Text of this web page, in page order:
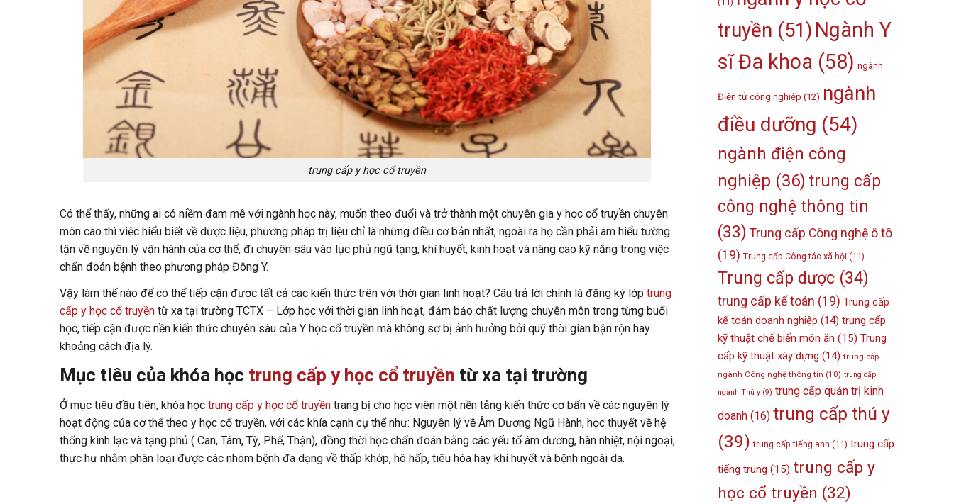
trung cấp y học cổ truyền
Có thể thấy, những ai có niềm đam mê với ngành học này, muốn theo đuổi và trở thành một chuyên gia y học cổ truyền chuyên
môn cao thì việc hiểu biết về dược liệu, phương pháp trị liệu chỉ là những điều cơ bản nhất, ngoài ra họ cần phải am hiểu tường
tận về nguyên lý vận hành của cơ thể, đi chuyên sâu vào lục phủ ngũ tạng, khí huyết, kinh hoạt và nâng cao kỹ năng trong việc
chẩn đoán bệnh theo phương pháp Đông Y.
Vậy làm thế nào để có thể tiếp cận được tất cả các kiến thức trên với thời gian linh hoạt? Câu trả lời chính là đăng ký lớp trung
cấp y học cổ truyềntừ xa tại trường TCTX – Lớp học với thời gian linh hoạt, đảm bảo chất lượng chuyên môn trong từng buổi
học, tiếp cận được nền kiến thức chuyên sâu của Y học cổ truyền mà không sợ bị ảnh hưởng bởi quỹ thời gian bận rộn hay
khoảng cách địa lý.
Mục tiêu của khóa học trung cấp y học cổ truyền từ xa tại trường
Ở mục tiêu đầu tiên, khóa học trung cấp y học cổ truyềntrang bị cho học viên một nền tảng kiến thức cơ bẩn về các nguyên lý
hoạt động của cơ thể theo y học cổ truyền, với các khía cạnh cụ thể như: Nguyên lý về Âm Dương Ngũ Hành, học thuyết về hệ
thống kinh lạc và tạng phủ ( Can, Tâm, Tỳ, Phế, Thận), đồng thời học chẩn đoán bằng các yếu tố âm dương, hàn nhiệt, nội ngoại,
thực hư nhằm phân loại được các nhóm bệnh đa dạng về thấp khớp, hô hấp, tiêu hóa hay khí huyết và bệnh ngoài da.
truyền (51) Ngành Y
sĩ Đa khoa (58) ngành
Điện tử công nghiệp (12) ngành
điều dưỡng (54)
ngành điện công
nghiệp (36) trung cấp
công nghệ thông tin
(33) Trung cấp Công nghệ ô tô
(19) Trung cấp Công tác xã hội (11)
Trung cấp dược (34)
trung cấp kế toán (19) Trung cấp
kế toán doanh nghiệp (14) trung cấp
kỹ thuật chế biến món ăn (15) Trung
cấp kỹ thuật xây dựng (14) trung cấp
ngành Công nghệ thông tin (10) trung cấp
ngành Thú y (9) trung cấp quản trị kinh
doanh (16) trung cấp thú y
(39) trung cấp tiếng anh (11) trung cấp
tiếng trung (15) trung cấp y
học cổ truyền (32)